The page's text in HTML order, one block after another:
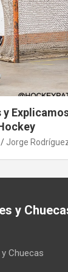
Jorge
y
Chuecas